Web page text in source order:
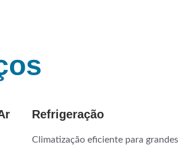
Refrigeração
Climatização eficiente para grandes